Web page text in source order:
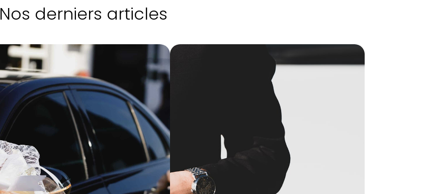
Nos derniers articles